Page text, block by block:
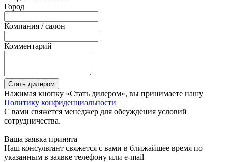
Город
Компания / салон
Комментарий
Стать дилером
Нажимая кнопку «Стать дилером», вы принимаете нашу
Политику конфиденциальности
С вами свяжется менеджер для обсуждения условий
сотрудничества.
Ваша заявка принята
Наш консультант свяжется с вами в ближайшее время по
указанным в заявке телефону или e-mail